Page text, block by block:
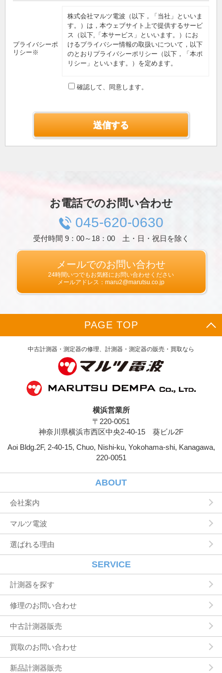
プライバシーポ
リシー※
株式会社マルツ電波（以下，「当社」といいま
す。）は，本ウェブサイト上で提供するサービ
ス（以下,「本サービス」といいます。）にお
けるプライバシー情報の取扱いについて，以下
のとおりプライバシーポリシー（以下，「本ポ
リシー」といいます。）を定めます。
第1条（プライバシー情報）
プライバシー情報のうち「個人情報」とは，個
し，生存する個人に関する情報であって，当該
情報に含まれる氏名，生年月日，住所，電話番
号，連絡先その他の記述等により特定の個人を
識別できる情報を指します。
プライバシー情報のうち「履歴情報および特性
ド，ご利用日時，ご利用の方法，ご利用環境，
郵便番号や性別，職業，年齢，ユーザーのIPア
識別情報などを指します。
第２条（プライバシー情報の収集方法）
当社は，ユーザーが利用登録をする際に氏名，
生年月日，住所，電話番号，メールアドレス，
銀行口座番号，クレジットカード番号，運転免
許証番号などの個人情報をお尋ねすることがあ
下，｢提携先｣といいます。）などから収集する
ことがあります。
当社は，ユーザーについて，利用したサービス
やソフトウエア，購入した商品，閲覧したペー
ジや広告の履歴，検索した検索キーワード，利
用日時，利用方法，利用環境（携帯端末を通じ
てご利用の場合の当該端末の通信状態，利用に
際しての各種設定情報なども含みます），IPア
識別情報などの履歴情報および特性情報を，ユ
ーザーが当社や提携先のサービスを利用しまた
はページを閲覧する際に収集します。
第３条（個人情報を収集・利用する目的）
当社が個人情報を収集・利用する目的は，以下
ユーザーに自分の登録情報の閲覧や修正，利用
状況の閲覧を行っていただくために，氏名，住
の代金などに関する情報を表示する目的
アドレスを利用する場合やユーザーに商品を送
名や住所などの連絡先情報を利用する目的
ユーザーの本人確認を行うために，氏名，生年
月日，住所，電話番号，銀行口座番号，クレジ
商品名や数量，利用されたサービスの種類や期
情報などを利用する目的
ユーザーが簡便にデータを入力できるようにす
るために，当社に登録されている情報を入力画
確認して、同意します。
お電話でのお問い合わせ
045-620-0630
受付時間 9：00～18：00 土・日・祝日を除く
メールでのお問い合わせ
24時間いつでもお気軽にお問い合わせください
メールアドレス：maru2@marutsu.co.jp
PAGE TOP
中古計測器・測定器の修理、計測器・測定器の販売・買取なら
横浜営業所
〒220-0051
神奈川県横浜市西区中央2-40-15 葵ビル2F
Aoi Bldg.2F, 2-40-15, Chuo, Nishi-ku, Yokohama-shi, Kanagawa,
220-0051
ABOUT
会社案内
マルツ電波
選ばれる理由
SERVICE
計測器を探す
修理のお問い合わせ
中古計測器販売
買取のお問い合わせ
新品計測器販売